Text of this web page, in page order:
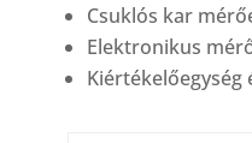
Csuklós kar
Elektronikus
Kiértékelőegység